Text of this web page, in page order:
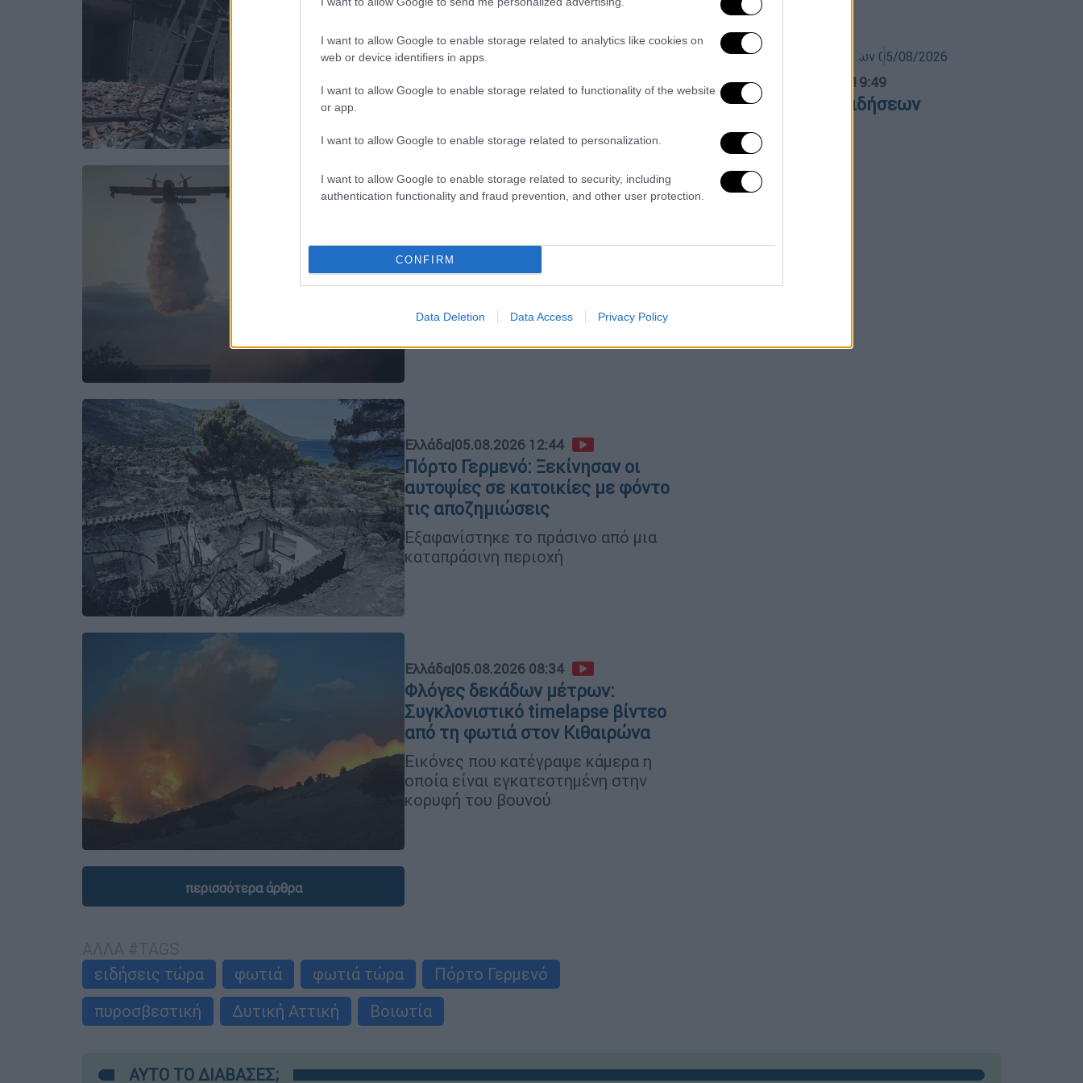
I want to allow Google to enable storage related to analytics like cookies on
web or device identifiers in apps.
I want to allow Google to enable storage related to functionality of the website
or app.
I want to allow Google to enable storage related to personalization.
I want to allow Google to enable storage related to security, including
authentication functionality and fraud prevention, and other user protection.
CONFIRM
Data Deletion Data Access Privacy Policy
ανά τετραγωνικό για να
ξαναχτιστούν τα σπίτια
«Η ενίσχυση για τα ‘’κόκκινα’’ για τα
ανακατασκευαστούν φτάνει μέχρι
Φωτιά στο Νεοχώρι Μεσσηνίας,
σηκώθηκαν εναέρια
σε διάστημα λίγων ημερών
Ελλάδα|05.08.2026 12:44
Πόρτο Γερμενό: Ξεκίνησαν οι
αυτοψίες σε κατοικίες με φόντο
τις αποζημιώσεις
Εξαφανίστηκε το πράσινο από μια
καταπράσινη περιοχή
Ελλάδα|05.08.2026 08:34
Φλόγες δεκάδων μέτρων:
Συγκλονιστικό timelapse βίντεο
από τη φωτιά στον Κιθαιρώνα
Εικόνες που κατέγραψε κάμερα η
οποία είναι εγκατεστημένη στην
κορυφή του βουνού
περισσότερα άρθρα
ειδήσεις τώρα
φωτιά φωτιά τώρα
Πόρτο Γερμενό
πυροσβεστική
Δυτική Αττική Βοιωτία
έναν θρύλο
Κεντρικό... 05.08.2026 19:49
Κεντρικό δελτίο ειδήσεων
ΑΥΤΟ ΤΟ ΔΙΑΒΑΣΕΣ;